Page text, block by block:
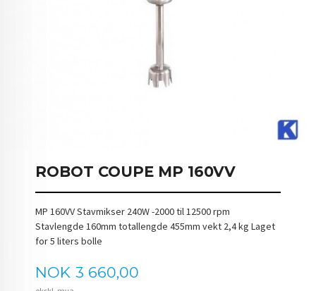
ROBOT COUPE MP 160VV
MP 160VV Stavmikser 240W -2000 til 12500 rpm
Stavlengde 160mm totallengde 455mm vekt 2,4 kg Laget
for 5 liters bolle
Pris
NOK 3 660,00